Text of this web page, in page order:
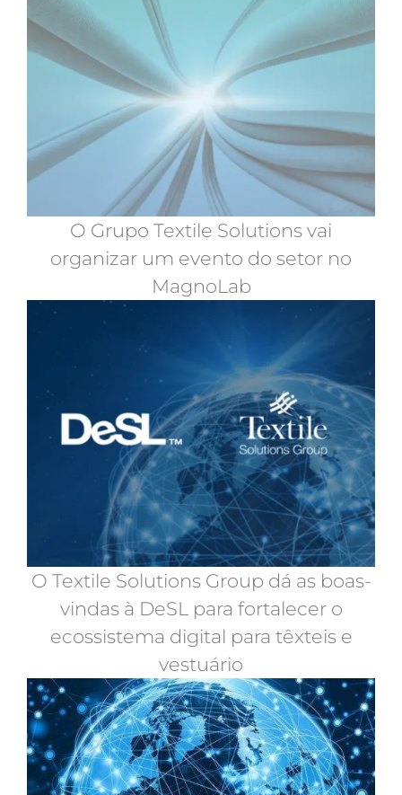
O Grupo Textile Solutions vai
organizar um evento do setor no
MagnoLab
O Textile Solutions Group dá as boas-
vindas à DeSL para fortalecer o
ecossistema digital para têxteis e
vestuário